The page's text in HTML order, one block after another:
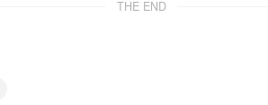
THE END